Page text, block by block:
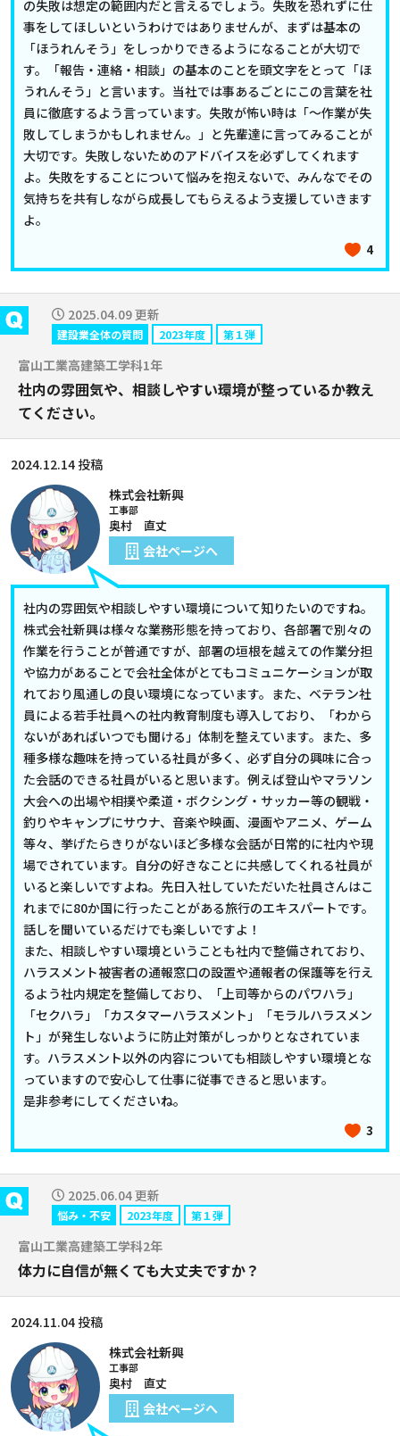
の失敗は想定の範囲内だと言えるでしょう。失敗を恐れずに仕
事をしてほしいというわけではありませんが、まずは基本の
「ほうれんそう」をしっかりできるようになることが大切で
す。「報告・連絡・相談」の基本のことを頭文字をとって「ほ
うれんそう」と言います。当社では事あるごとにこの言葉を社
員に徹底するよう言っています。失敗が怖い時は「～作業が失
敗してしまうかもしれません。」と先輩達に言ってみることが
大切です。失敗しないためのアドバイスを必ずしてくれます
よ。失敗をすることについて悩みを抱えないで、みんなでその
気持ちを共有しながら成長してもらえるよう支援していきます
よ。
4
2025.04.09 更新
建設業全体の質問 2023年度 第１弾
富山工業高建築工学科1年
社内の雰囲気や、相談しやすい環境が整っているか教え
てください。
2024.12.14 投稿
株式会社新興
工事部
奥村 直丈
会社ページへ
社内の雰囲気や相談しやすい環境について知りたいのですね。
株式会社新興は様々な業務形態を持っており、各部署で別々の
作業を行うことが普通ですが、部署の垣根を越えての作業分担
や協力があることで会社全体がとてもコミュニケーションが取
れており風通しの良い環境になっています。また、ベテラン社
員による若手社員への社内教育制度も導入しており、「わから
ないがあればいつでも聞ける」体制を整えています。また、多
種多様な趣味を持っている社員が多く、必ず自分の興味に合っ
た会話のできる社員がいると思います。例えば登山やマラソン
大会への出場や相撲や柔道・ボクシング・サッカー等の観戦・
釣りやキャンプにサウナ、音楽や映画、漫画やアニメ、ゲーム
等々、挙げたらきりがないほど多様な会話が日常的に社内や現
場でされています。自分の好きなことに共感してくれる社員が
いると楽しいですよね。先日入社していただいた社員さんはこ
れまでに80か国に行ったことがある旅行のエキスパートです。
話しを聞いているだけでも楽しいですよ！
また、相談しやすい環境ということも社内で整備されており、
ハラスメント被害者の通報窓口の設置や通報者の保護等を行え
るよう社内規定を整備しており、「上司等からのパワハラ」
「セクハラ」「カスタマーハラスメント」「モラルハラスメン
ト」が発生しないように防止対策がしっかりとなされていま
す。ハラスメント以外の内容についても相談しやすい環境とな
っていますので安心して仕事に従事できると思います。
是非参考にしてくださいね。
3
2025.06.04 更新
悩み・不安 2023年度 第１弾
富山工業高建築工学科2年
体力に自信が無くても大丈夫ですか？
2024.11.04 投稿
株式会社新興
工事部
奥村 直丈
会社ページへ